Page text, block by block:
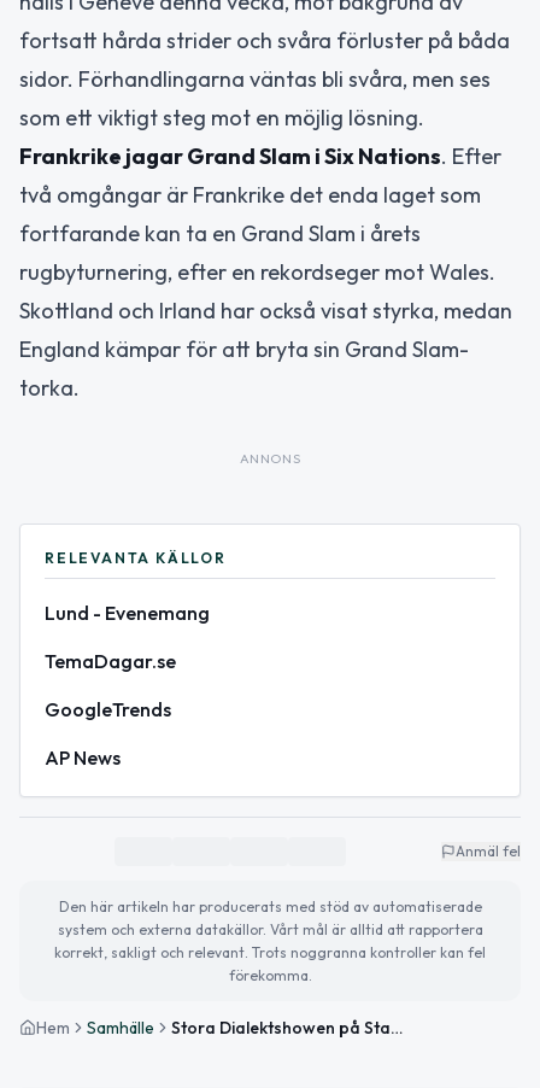
fortsatt hårda strider och svåra förluster på båda
sidor. Förhandlingarna väntas bli svåra, men ses
som ett viktigt steg mot en möjlig lösning.
Frankrike jagar Grand Slam i Six Nations. Efter
två omgångar är Frankrike det enda laget som
fortfarande kan ta en Grand Slam i årets
rugbyturnering, efter en rekordseger mot Wales.
Skottland och Irland har också visat styrka, medan
England kämpar för att bryta sin Grand Slam-
torka.
ANNONS
RELEVANTA KÄLLOR
Lund - Evenemang
TemaDagar.se
GoogleTrends
AP News
Anmäl fel
Den här artikeln har producerats med stöd av automatiserade
system och externa datakällor. Vårt mål är alltid att rapportera
korrekt, sakligt och relevant. Trots noggranna kontroller kan fel
förekomma.
Hem Samhälle Stora Dialektshowen på Stadsteatern och fokus på fothälsa